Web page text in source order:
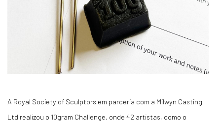
A Royal Society of Sculptors em parceria com a Milwyn Casting
Ltd realizou o 10gram Challenge, onde 42 artistas, como o